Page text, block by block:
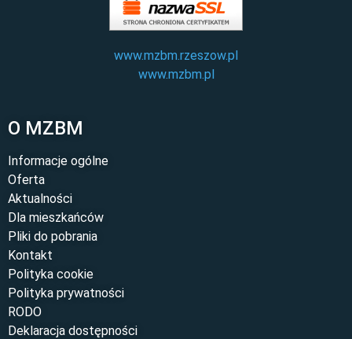
O MZBM
Informacje ogólne
Oferta
Aktualności
Dla mieszkańców
Pliki do pobrania
Kontakt
Polityka cookie
Polityka prywatności
RODO
Deklaracja dostępności
www.mzbm.rzeszow.pl
www.mzbm.pl